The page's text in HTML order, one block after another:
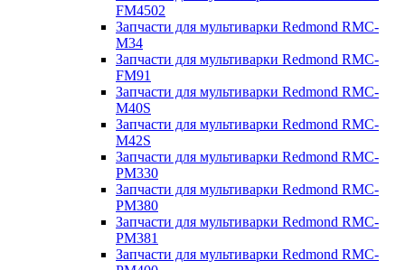
FM4502
Запчасти для мультиварки Redmond RMC-
M34
Запчасти для мультиварки Redmond RMC-
FM91
Запчасти для мультиварки Redmond RMC-
M40S
Запчасти для мультиварки Redmond RMC-
M42S
Запчасти для мультиварки Redmond RMC-
PM330
Запчасти для мультиварки Redmond RMC-
PM380
Запчасти для мультиварки Redmond RMC-
PM381
Запчасти для мультиварки Redmond RMC-